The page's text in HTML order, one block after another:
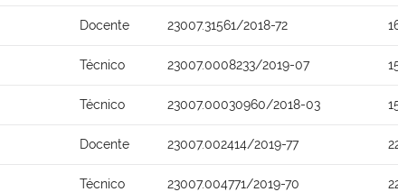
Docente 23007.31561/2018-72
Técnico 23007.0008233/2019-07
Técnico 23007.00030960/2018-03
Docente 23007.002414/2019-77
Técnico 23007.004771/2019-70